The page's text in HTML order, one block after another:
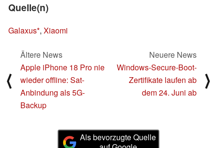
Quelle(n)
Galaxus , Xiaomi
⟨
Ältere News
Apple iPhone 18 Pro nie
wieder offline: Sat-
Anbindung als 5G-
Backup
Neuere News
Windows-Secure-Boot-
Zertifikate laufen ab
dem 24. Juni ab
⟩
Als bevorzugte Quelle